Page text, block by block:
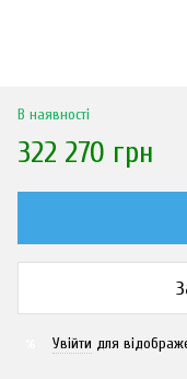
В наявності
322 270 грн
Увійти для